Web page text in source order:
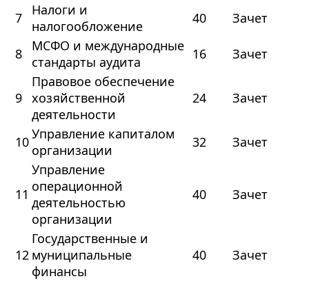
7
Налоги и
налогообложение
40 Зачет
8
МСФО и международные
стандарты аудита
16 Зачет
9
Правовое обеспечение
хозяйственной
деятельности
24 Зачет
10Управление капиталом
организации
32 Зачет
11
Управление
операционной
деятельностью
организации
40 Зачет
12
Государственные и
муниципальные
финансы
40 Зачет